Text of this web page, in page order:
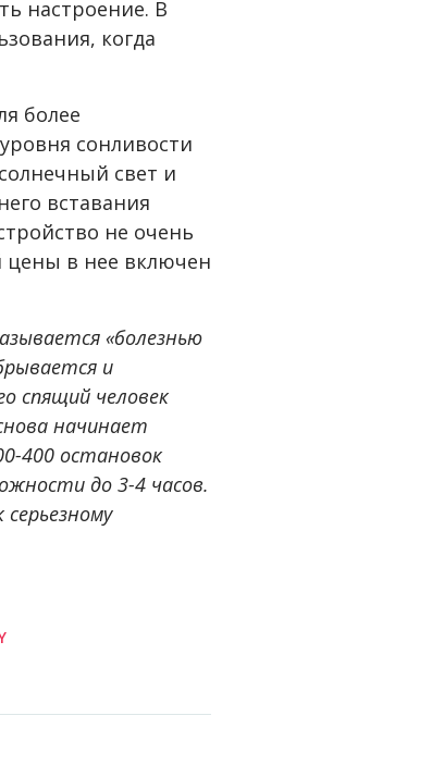
настроение. В
когда
более
сонливости
свет и
вставания
не очень
цены в нее включен
«болезнью
и
спящий человек
начинает
400 остановок
до 3-4 часов.